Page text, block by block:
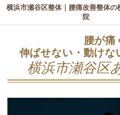
横浜市瀬谷区整体｜腰痛改善整体の
院
腰が痛
伸ばせない・動けな
横浜市瀬谷区